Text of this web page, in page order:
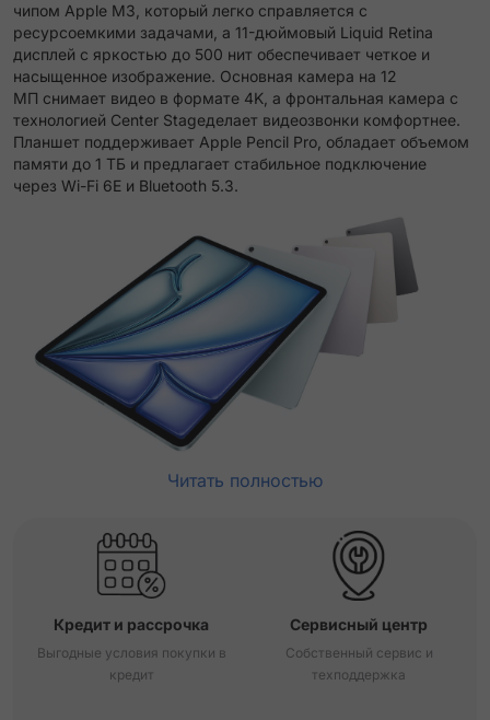
чипом Apple M3, который легко справляется с
ресурсоемкими задачами, а 11-дюймовый Liquid Retina
дисплей с яркостью до 500 нит обеспечивает четкое и
насыщенное изображение. Основная камера на 12
МП снимает видео в формате 4K, а фронтальная камера с
технологией Center Stageделает видеозвонки комфортнее.
Планшет поддерживает Apple Pencil Pro, обладает объемом
памяти до 1 ТБ и предлагает стабильное подключение
через Wi-Fi 6E и Bluetooth 5.3.
Читать полностью
Кредит и рассрочка
Выгодные условия покупки в
кредит
Сервисный центр
Собственный сервис и
техподдержка